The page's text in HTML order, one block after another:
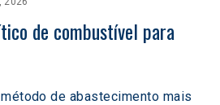
de combustível para
de abastecimento mais